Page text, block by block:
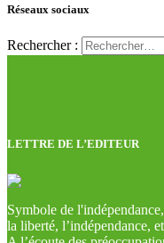
Réseaux sociaux
Rechercher :
LETTRE DE L’EDITEUR
Symbole de
la liberté, l’indépendance,